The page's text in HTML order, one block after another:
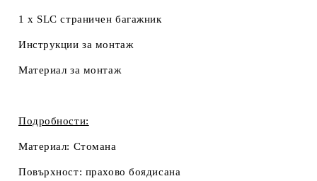
1 x SLC страничен багажник
Инструкции за монтаж
Материал за монтаж
Подробности:
Материал: Стомана
Повърхност: прахово боядисана